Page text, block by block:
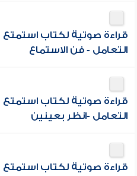
قراءة صوتية لكتاب
التعامل - فن الاستماع
قراءة صوتية لكتاب
التعامل -انظر بعينين
قراءة صوتية لكتاب